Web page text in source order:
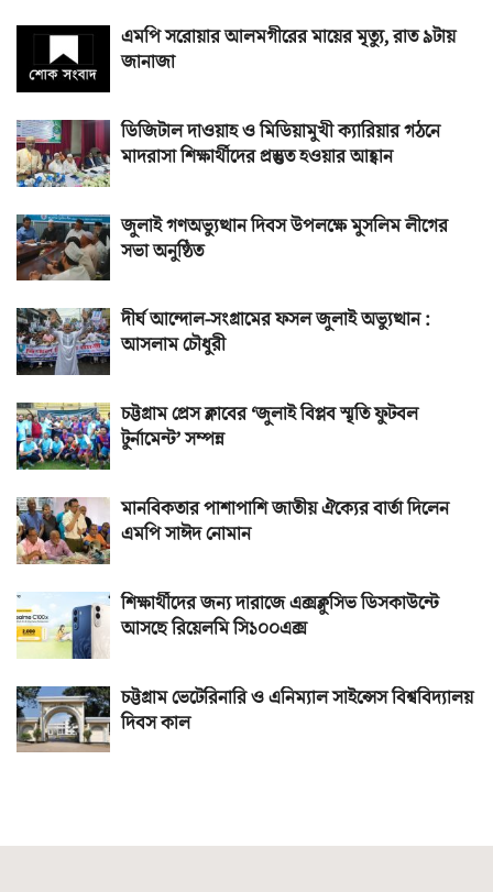
এমপি সরোয়ার আলমগীরের মায়ের মৃত্যু, রাত ৯টায়
জানাজা
ডিজিটাল দাওয়াহ ও মিডিয়ামুখী ক্যারিয়ার গঠনে
মাদরাসা শিক্ষার্থীদের প্রস্তুত হওয়ার আহ্বান
জুলাই গণঅভ্যুত্থান দিবস উপলক্ষে মুসলিম লীগের
সভা অনুষ্ঠিত
দীর্ঘ আন্দোল-সংগ্রামের ফসল জুলাই অভ্যুত্থান :
আসলাম চৌধুরী
চট্টগ্রাম প্রেস ক্লাবের ‘জুলাই বিপ্লব স্মৃতি ফুটবল
টুর্নামেন্ট’ সম্পন্ন
মানবিকতার পাশাপাশি জাতীয় ঐক্যের বার্তা দিলেন
এমপি সাঈদ নোমান
শিক্ষার্থীদের জন্য দারাজে এক্সক্লুসিভ ডিসকাউন্টে
আসছে রিয়েলমি সি১০০এক্স
চট্টগ্রাম ভেটেরিনারি ও এনিম্যাল সাইন্সেস বিশ্ববিদ্যালয়
দিবস কাল